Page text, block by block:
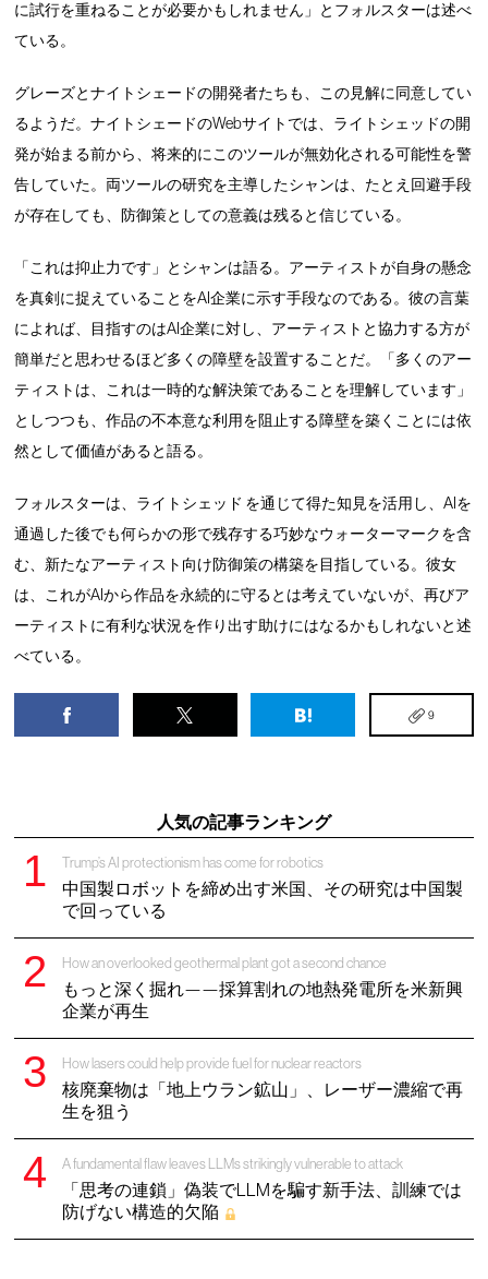
に試行を重ねることが必要かもしれません」とフォルスターは述べ
ている。
グレーズとナイトシェードの開発者たちも、この見解に同意してい
るようだ。ナイトシェードのWebサイトでは、ライトシェッドの開
発が始まる前から、将来的にこのツールが無効化される可能性を警
告していた。両ツールの研究を主導したシャンは、たとえ回避手段
が存在しても、防御策としての意義は残ると信じている。
「これは抑止力です」とシャンは語る。アーティストが自身の懸念
を真剣に捉えていることをAI企業に示す手段なのである。彼の言葉
によれば、目指すのはAI企業に対し、アーティストと協力する方が
簡単だと思わせるほど多くの障壁を設置することだ。「多くのアー
ティストは、これは一時的な解決策であることを理解しています」
としつつも、作品の不本意な利用を阻止する障壁を築くことには依
然として価値があると語る。
フォルスターは、ライトシェッド を通じて得た知見を活用し、AIを
通過した後でも何らかの形で残存する巧妙なウォーターマークを含
む、新たなアーティスト向け防御策の構築を目指している。彼女
は、これがAIから作品を永続的に守るとは考えていないが、再びア
ーティストに有利な状況を作り出す助けにはなるかもしれないと述
べている。
9
人気の記事ランキング
Trump’s AI protectionism has come for robotics
中国製ロボットを締め出す米国、その研究は中国製
で回っている
How an overlooked geothermal plant got a second chance
もっと深く掘れ——採算割れの地熱発電所を米新興
企業が再生
How lasers could help provide fuel for nuclear reactors
核廃棄物は「地上ウラン鉱山」、レーザー濃縮で再
生を狙う
A fundamental flaw leaves LLMs strikingly vulnerable to attack
「思考の連鎖」偽装でLLMを騙す新手法、訓練では
防げない構造的欠陥